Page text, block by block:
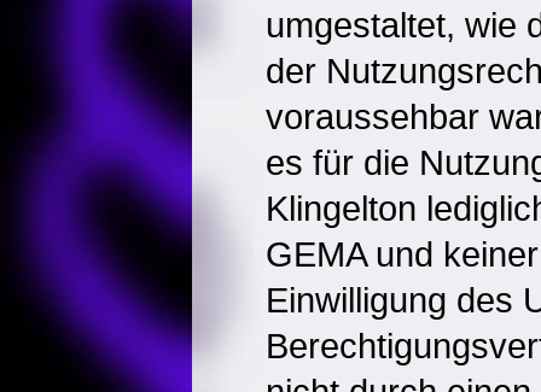
umgestaltet, wie
der
voraussehbar
es für die
Klingelton
GEMA und
Einwilligung des